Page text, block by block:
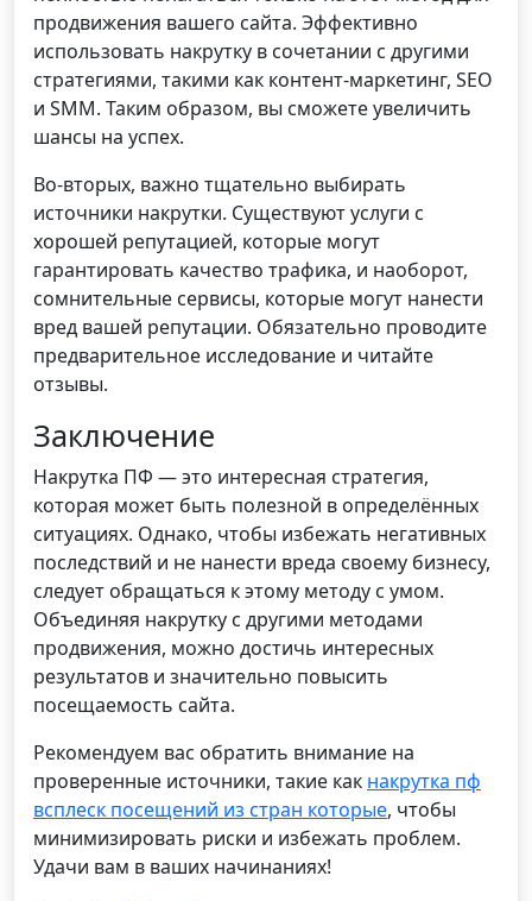
продвижения вашего сайта. Эффективно
использовать накрутку в сочетании с другими
стратегиями, такими как контент-маркетинг, SEO
и SMM. Таким образом, вы сможете увеличить
шансы на успех.
Во-вторых, важно тщательно выбирать
источники накрутки. Существуют услуги с
хорошей репутацией, которые могут
гарантировать качество трафика, и наоборот,
сомнительные сервисы, которые могут нанести
вред вашей репутации. Обязательно проводите
предварительное исследование и читайте
отзывы.
Заключение
Накрутка ПФ — это интересная стратегия,
которая может быть полезной в определённых
ситуациях. Однако, чтобы избежать негативных
последствий и не нанести вреда своему бизнесу,
следует обращаться к этому методу с умом.
Объединяя накрутку с другими методами
продвижения, можно достичь интересных
результатов и значительно повысить
посещаемость сайта.
Рекомендуем вас обратить внимание на
проверенные источники, такие как накрутка пф
всплеск посещений из стран которые, чтобы
минимизировать риски и избежать проблем.
Удачи вам в ваших начинаниях!